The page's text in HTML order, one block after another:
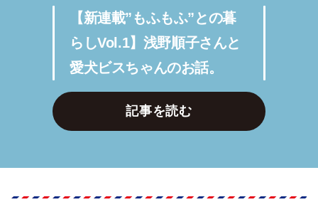
【新連載”もふもふ”との暮
らしVol.1】浅野順子さんと
愛犬ビスちゃんのお話。
記事を読む